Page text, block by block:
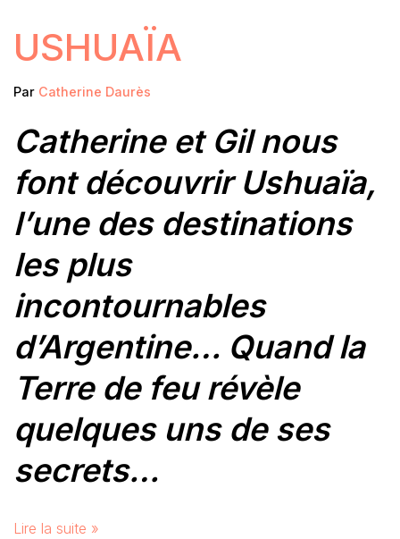
USHUAÏA
Par Catherine Daurès
Catherine et Gil nous
font découvrir Ushuaïa,
l’une des destinations
les plus
incontournables
d’Argentine… Quand la
Terre de feu révèle
quelques uns de ses
secrets…
Lire la suite »